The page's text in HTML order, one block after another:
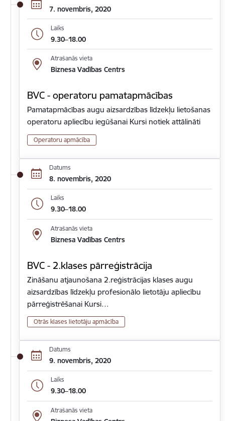
7. novembris, 2020
Laiks
9.30–18.00
Atrašanās vieta
Biznesa Vadības Centrs
BVC - operatoru pamatapmācības
Pamatapmācības augu aizsardzības līdzekļu lietošanas
operatoru apliecību iegūšanai Kursi notiek attālināti
Operatoru apmācība
Datums
8. novembris, 2020
Laiks
9.30–18.00
Atrašanās vieta
Biznesa Vadības Centrs
BVC - 2.klases pārreģistrācija
Zināšanu atjaunošana 2.reģistrācijas klases augu
aizsardzības līdzekļu profesionālo lietotāju apliecību
pārreģistrēšanai Kursi…
Otrās klases lietotāju apmācība
Datums
9. novembris, 2020
Laiks
9.30–18.00
Atrašanās vieta